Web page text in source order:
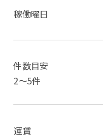
稼働曜日
件数目安
2～5件
運賃